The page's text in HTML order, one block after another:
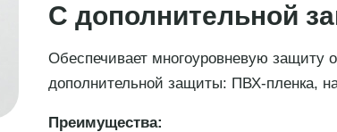
С дополнительной
Обеспечивает многоуровневую защиту
дополнительной защиты: ПВХ-пленка,
Преимущества: